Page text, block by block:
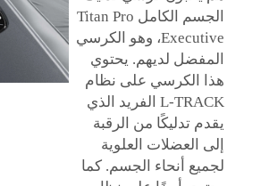
الجسم الكامل Titan Pro
Executive، وهو الكرسي
المفضل لديهم. يحتوي
هذا الكرسي على نظام
L-TRACK الفريد الذي
يقدم تدليكًا من الرقبة
إلى العضلات العلوية
لجميع أنحاء الجسم. كما